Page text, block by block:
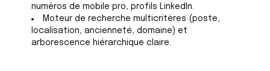
numéros de mobile pro, profils LinkedIn.
Moteur de recherche multicritères (poste,
localisation, ancienneté, domaine) et
arborescence hiérarchique claire.